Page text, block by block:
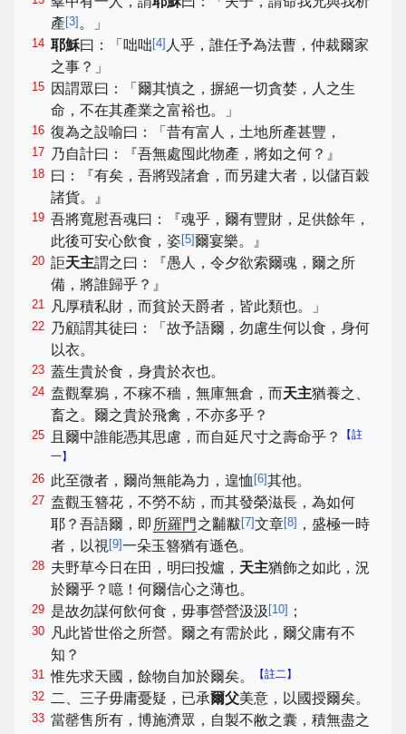
產 [3] 。」
14 耶穌曰：「咄咄 [4] 人乎，誰任予為法曹，仲裁爾家
之事？」
15 因謂眾曰：「爾其慎之，摒絕一切貪婪，人之生
命，不在其產業之富裕也。」
16 復為之設喻曰：「昔有富人，土地所產甚豐，
17 乃自計曰：『吾無處囤此物產，將如之何？』
18 曰：『有矣，吾將毀諸倉，而另建大者，以儲百穀
諸貨。』
19 吾將寬慰吾魂曰：『魂乎，爾有豐財，足供餘年，
此後可安心飲食，姿[5]爾宴樂。』
20 詎天主謂之曰：『愚人，令夕欲索爾魂，爾之所
備，將誰歸乎？』
21 凡厚積私財，而貧於天爵者，皆此類也。」
22 乃顧謂其徒曰：「故予語爾，勿慮生何以食，身何
以衣。
23 蓋生貴於食，身貴於衣也。
24 盍觀羣鴉，不稼不穡，無庫無倉，而天主猶養之、
畜之。爾之貴於飛禽，不亦多乎？
25 且爾中誰能憑其思慮，而自延尺寸之壽命乎？
【註
一】
26 此至微者，爾尚無能為力，遑恤 [6]其他。
27 盍觀玉簪花，不勞不紡，而其發榮滋長，為如何
耶？吾語爾，即 所羅門 之黼黻[7]文章[8] ，盛極一時
者，以視[9]一朵玉簪猶有遜色。
28 夫野草今日在田，明曰投爐， 天主猶飾之如此，況
於爾乎？噫！何爾信心之薄也。
29 是故勿謀何飲何食，毋事營營汲汲 [10] ；
30 凡此皆世俗之所營。爾之有需於此，爾父庸有不
知？
31 惟先求天國，餘物自加於爾矣。 【註二】
32 二、三子毋庸憂疑，已承爾父美意，以國授爾矣。
33 當罄售所有，博施濟眾，自製不敝之囊，積無盡之